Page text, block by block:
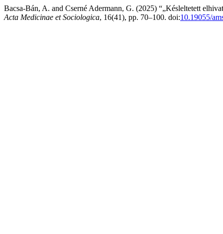
Bacsa-Bán, A. and Cserné Adermann, G. (2025) “„Késleltetett
Acta Medicinae et Sociologica, 16(41), pp. 70–100. doi:10.19055/